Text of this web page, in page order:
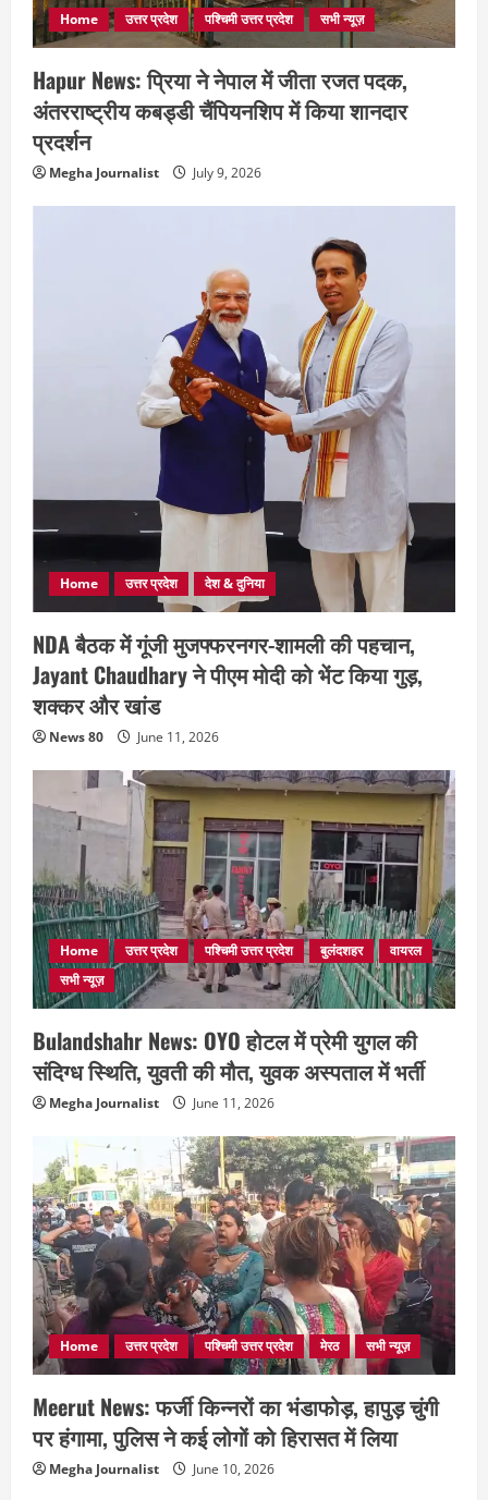
Home उत्तर प्रदेश पश्चिमी उत्तर प्रदेश सभी न्यूज़
Hapur News: प्रिया ने नेपाल में जीता रजत पदक,
अंतरराष्ट्रीय कबड्डी चैंपियनशिप में किया शानदार
प्रदर्शन
Megha Journalist July 9, 2026
Home उत्तर प्रदेश देश & दुनिया
NDA बैठक में गूंजी मुजफ्फरनगर-शामली की पहचान,
Jayant Chaudhary ने पीएम मोदी को भेंट किया गुड़,
शक्कर और खांड
News 80 June 11, 2026
Home उत्तर प्रदेश पश्चिमी उत्तर प्रदेश बुलंदशहर
वायरल
सभी न्यूज़
Bulandshahr News: OYO होटल में प्रेमी युगल की
संदिग्ध स्थिति, युवती की मौत, युवक अस्पताल में भर्ती
Megha Journalist June 11, 2026
Home उत्तर प्रदेश पश्चिमी उत्तर प्रदेश मेरठ सभी न्यूज़
Meerut News: फर्जी किन्नरों का भंडाफोड़, हापुड़ चुंगी
पर हंगामा, पुलिस ने कई लोगों को हिरासत में लिया
Megha Journalist June 10, 2026